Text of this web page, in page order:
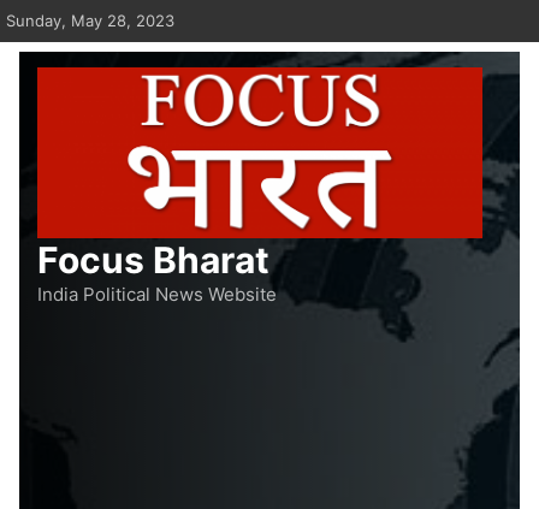
Skip
to
content
Sunday, May 28, 2023
Focus Bharat
India Political News Website